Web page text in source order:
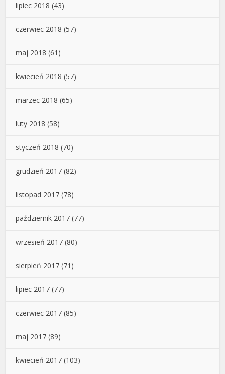
lipiec 2018 (43)
czerwiec 2018 (57)
maj 2018 (61)
kwiecień 2018 (57)
marzec 2018 (65)
luty 2018 (58)
styczeń 2018 (70)
grudzień 2017 (82)
listopad 2017 (78)
październik 2017 (77)
wrzesień 2017 (80)
sierpień 2017 (71)
lipiec 2017 (77)
czerwiec 2017 (85)
maj 2017 (89)
kwiecień 2017 (103)